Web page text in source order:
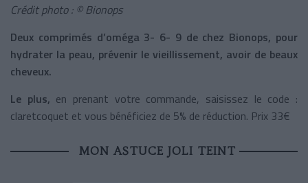
Crédit photo : © Bionops
Deux comprimés d’oméga 3- 6- 9 de chez Bionops, pour
hydrater la peau, prévenir le vieillissement, avoir de beaux
cheveux.
Le plus, en prenant votre commande, saisissez le code :
claretcoquet et vous bénéficiez de 5% de réduction. Prix 33€
MON ASTUCE JOLI TEINT